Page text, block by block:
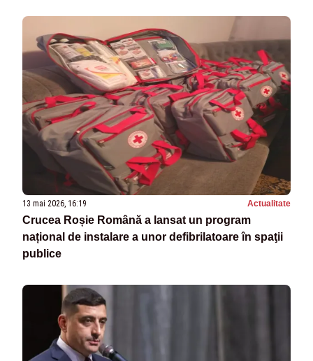
13 mai 2026, 16:19 Actualitate
Crucea Roșie Română a lansat un program
național de instalare a unor defibrilatoare în spaţii
publice